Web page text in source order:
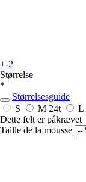
+-2
Størrelse
*
Størrelsesguide
S
M 24t L
Dette felt er påkrævet
Taille de la mousse